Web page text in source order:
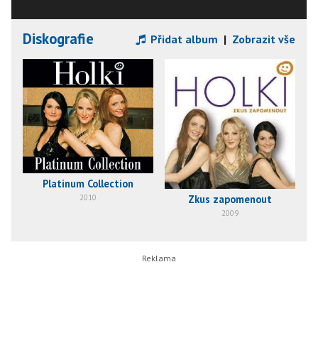
Diskografie Přidat album | Zobrazit vše
Platinum Collection
2010 Zkus zapomenout
2009